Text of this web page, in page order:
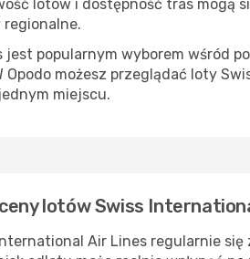
lotów i dostępność tras mogą
popularnym wyborem wśród
Opodo możesz przeglądać loty
miejscu.
lotów Swiss
Air Lines regularnie